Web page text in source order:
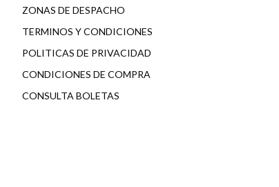
ZONAS DE DESPACHO
TERMINOS Y CONDICIONES
POLITICAS DE PRIVACIDAD
CONDICIONES DE COMPRA
CONSULTA BOLETAS